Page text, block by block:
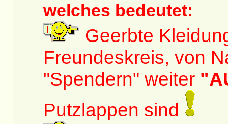
welches bedeutet:
Geerbte
Freundeskreis, von
"Spendern" weiter
Putzlappen sind